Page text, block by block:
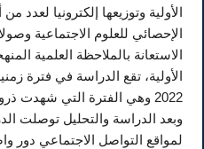
الأولية وتوزيعها إلكترونيا لعدد
الإحصائي للعلوم الاجتماعية
الاستعانة بالملاحظة العلمية
2022 وهي الفترة التي شهدت
وبعد الدراسة والتحليل توصلت
لمواقع التواصل الاجتماعي دور